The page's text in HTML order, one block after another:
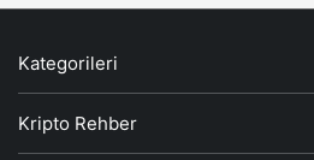
Kategorileri
Kripto Rehber